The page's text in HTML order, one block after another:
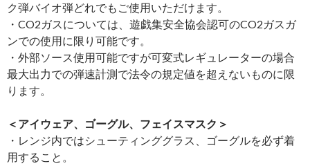
ク弾バイオ弾どれでもご使用いただけます。
・CO2ガスについては、遊戯集安全協会認可のCO2ガスガ
ンでの使用に限り可能です。
・外部ソース使用可能ですが可変式レギュレーターの場合
最大出力での弾速計測で法令の規定値を超えないものに限
ります。
＜アイウェア、ゴーグル、フェイスマスク＞
・レンジ内ではシューティンググラス、ゴーグルを必ず着
用すること。